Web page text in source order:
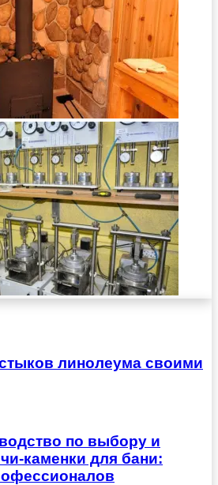
линолеума своими
по выбору и
каменки для бани: